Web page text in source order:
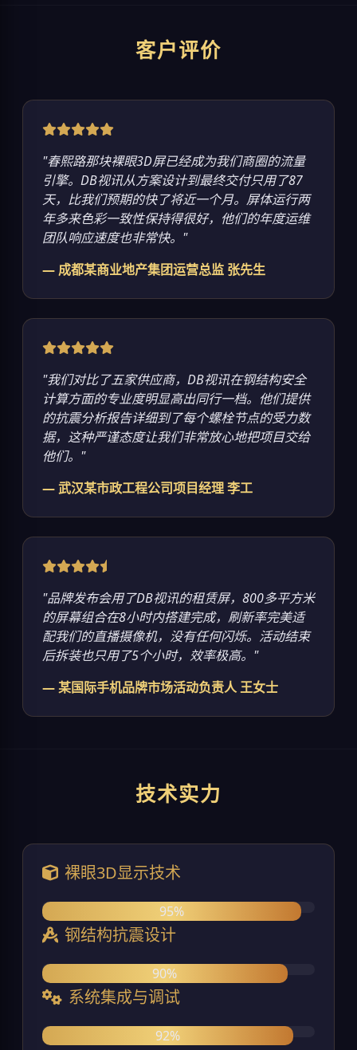
客户评价
"春熙路那块裸眼3D屏已经成为我们商圈的流量
引擎。DB视讯从方案设计到最终交付只用了87
天，比我们预期的快了将近一个月。屏体运行两
年多来色彩一致性保持得很好，他们的年度运维
团队响应速度也非常快。"
— 成都某商业地产集团运营总监 张先生
"我们对比了五家供应商，DB视讯在钢结构安全
计算方面的专业度明显高出同行一档。他们提供
的抗震分析报告详细到了每个螺栓节点的受力数
据，这种严谨态度让我们非常放心地把项目交给
他们。"
— 武汉某市政工程公司项目经理 李工
"品牌发布会用了DB视讯的租赁屏，800多平方米
的屏幕组合在8小时内搭建完成，刷新率完美适
配我们的直播摄像机，没有任何闪烁。活动结束
后拆装也只用了5个小时，效率极高。"
— 某国际手机品牌市场活动负责人 王女士
技术实力
裸眼3D显示技术
95%
钢结构抗震设计
90%
系统集成与调试
92%